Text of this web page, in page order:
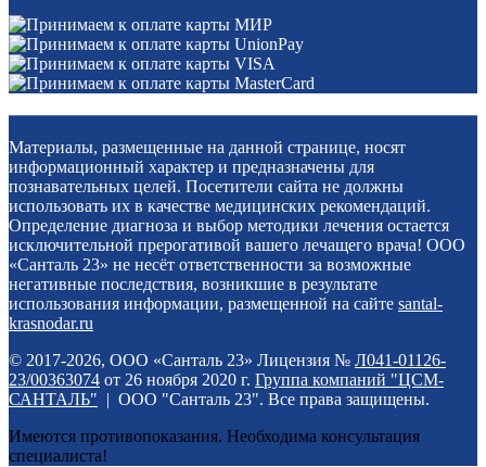
Материалы, размещенные на данной странице, носят
информационный характер и предназначены для
познавательных целей. Посетители сайта не должны
использовать их в качестве медицинских рекомендаций.
Определение диагноза и выбор методики лечения остается
исключительной прерогативой вашего лечащего врача! ООО
«Санталь 23» не несёт ответственности за возможные
негативные последствия, возникшие в результате
использования информации, размещенной на сайте santal-
krasnodar.ru
© 2017-2026, ООО «Санталь 23» Лицензия № Л041-01126-
23/00363074 от 26 ноября 2020 г. Группа компаний "ЦСМ-
САНТАЛЬ" | ООО "Санталь 23". Все права защищены.
Имеются противопоказания. Необходима консультация
специалиста!